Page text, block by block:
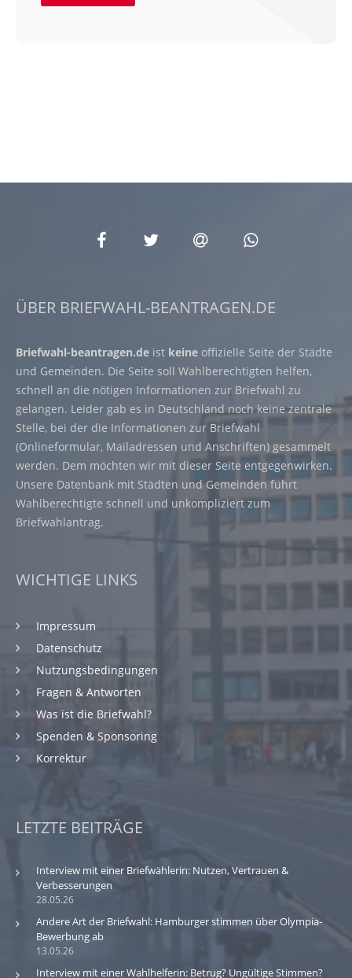
ÜBER BRIEFWAHL-BEANTRAGEN.DE
Briefwahl-beantragen.de ist keine offizielle Seite der Städte
und Gemeinden. Die Seite soll Wahlberechtigten helfen,
schnell an die nötigen Informationen zur Briefwahl zu
gelangen. Leider gab es in Deutschland noch keine zentrale
Stelle, bei der die Informationen zur Briefwahl
(Onlineformular, Mailadressen und Anschriften) gesammelt
werden. Dem möchten wir mit dieser Seite entgegenwirken.
Unsere Datenbank mit Städten und Gemeinden führt
Wahlberechtigte schnell und unkompliziert zum
Briefwahlantrag.
WICHTIGE LINKS
Impressum
Datenschutz
Nutzungsbedingungen
Fragen & Antworten
Was ist die Briefwahl?
Spenden & Sponsoring
Korrektur
LETZTE BEITRÄGE
28.05.26
Interview mit einer Briefwählerin: Nutzen, Vertrauen &
Verbesserungen
13.05.26
Andere Art der Briefwahl: Hamburger stimmen über Olympia-
Bewerbung ab
Interview mit einer Wahlhelferin: Betrug? Ungültige Stimmen?